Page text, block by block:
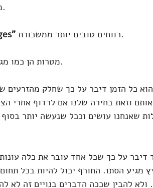
מה שאתם רוצים כמה שאתם רוצים.
רווחים טובים יותר ממשכורת.
  מטרות הן כמו מגנט.
אותם וזאת בחירה שלנו אם לרדוף אחרי
שאנחנו עושים וככל שנעשה יותר
דיבר על כך שכל אחד עובר את כלה
מגיע הסתו. החורף יכול להיות בכל
להבין שככה הדברים בנויים זה לא